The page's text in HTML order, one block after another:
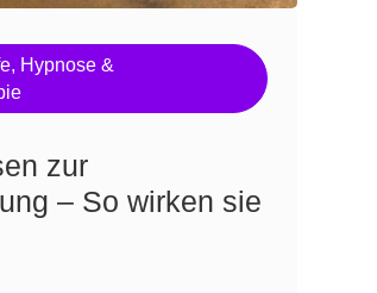
, Hypnose &
zur
– So wirken sie